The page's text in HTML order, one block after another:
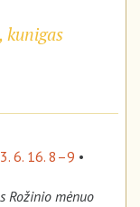
kunigas
6. 16. 8–9 •
Rožinio mėnuo